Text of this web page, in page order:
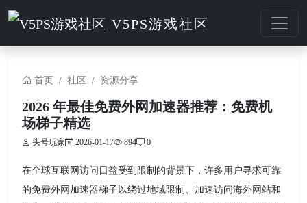
V5PS游戏社区
首页 社区 资源分享
2026 年最佳免费外网加速器推荐：免费机
场梯子精选
头号玩家 2026-01-17 894 0
在全球互联网访问日益受到限制的背景下，许多用户寻求可靠
的免费外网加速器梯子以绕过地域限制、加速访问海外网站和